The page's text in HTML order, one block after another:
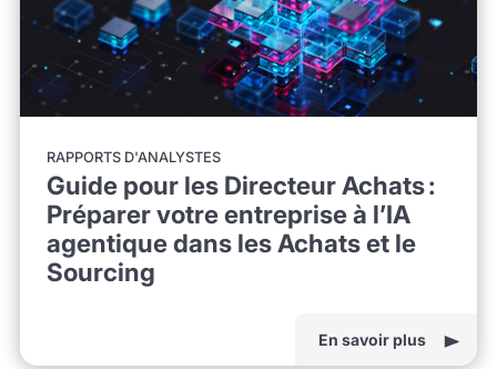
RAPPORTS D'ANALYSTES
Guide pour les Directeur Achats :
Préparer votre entreprise à l’IA
agentique dans les Achats et le
Sourcing
En savoir plus